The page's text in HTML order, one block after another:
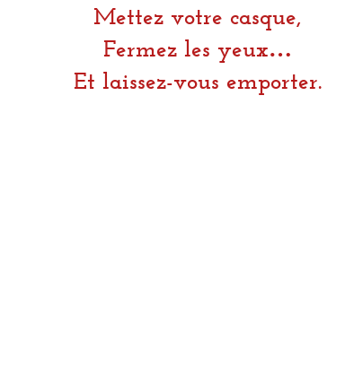
Mettez votre casque,
Fermez les yeux…
Et laissez-vous emporter.